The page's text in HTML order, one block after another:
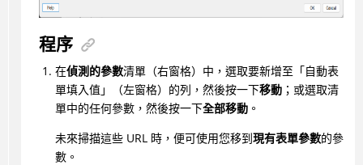
程序
在偵測的參數清單（右窗格）中，選取要新增至「自動表
單填入值」（左窗格）的列，然後按一下移動；或選取清
單中的任何參數，然後按一下全部移動。
未來掃描這些 URL 時，便可使用您移到現有表單參數的參
數。